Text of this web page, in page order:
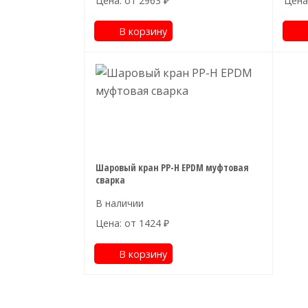
В корзину
Шаровый кран PP-H EPDM муфтовая
сварка
Цена: от 1424 ₽
В корзину